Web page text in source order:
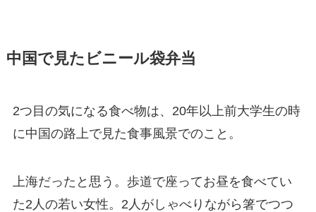
中国で見たビニール袋弁当
2つ目の気になる食べ物は、20年以上前大学生の時
に中国の路上で見た食事風景でのこと。
上海だったと思う。歩道で座ってお昼を食べてい
た2人の若い女性。2人がしゃべりながら箸でつつ